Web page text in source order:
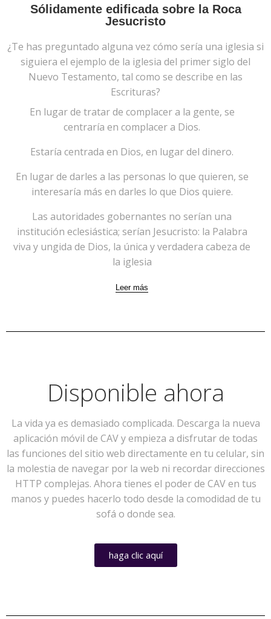
Sólidamente edificada sobre la Roca
Jesucristo
¿Te has preguntado alguna vez cómo sería una iglesia si
siguiera el ejemplo de la iglesia del primer siglo del
Nuevo Testamento, tal como se describe en las
Escrituras?
En lugar de tratar de complacer a la gente, se
centraría en complacer a Dios.
Estaría centrada en Dios, en lugar del dinero.
En lugar de darles a las personas lo que quieren, se
interesaría más en darles lo que Dios quiere.
Las autoridades gobernantes no serían una
institución eclesiástica; serían Jesucristo: la Palabra
viva y ungida de Dios, la única y verdadera cabeza de
la iglesia
Leer más
Disponible ahora
La vida ya es demasiado complicada. Descarga la nueva
aplicación móvil de CAV y empieza a disfrutar de todas
las funciones del sitio web directamente en tu celular, sin
la molestia de navegar por la web ni recordar direcciones
HTTP complejas. Ahora tienes el poder de CAV en tus
manos y puedes hacerlo todo desde la comodidad de tu
sofá o donde sea.
haga clic aquí